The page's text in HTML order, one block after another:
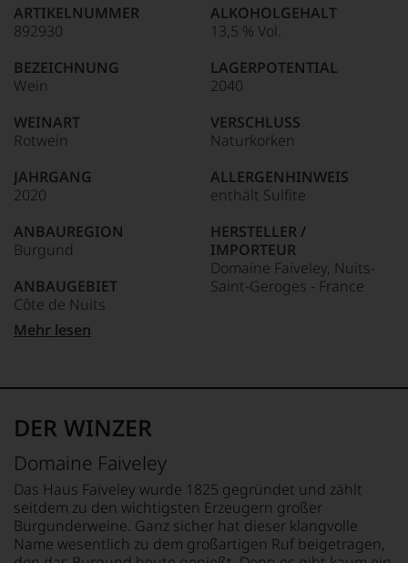
90–94 Punkte:
Unter 85 Punkte:
für
»Fine
für
die
edlen
Weine
der
Welt,
kaum
ein
Das
dokumentieren
auch
und
gerade
mit
Medaillen
Weinjournalisten
Fachpublikationen
unseren
Aussendungen
oder
in
ARTIKELNUMMER
892930
BEZEICHNUNG
Wein
WEINART
Rotwein
JAHRGANG
2020
ANBAUREGION
Burgund
ANBAUGEBIET
Côte de Nuits
APPELLATION
REBSORTEN
18 °C
ALKOHOLGEHALT
13,5 % Vol.
LAGERPOTENTIAL
2040
VERSCHLUSS
Naturkorken
ALLERGENHINWEIS
enthält Sulfite
HERSTELLER /
IMPORTEUR
Domaine Faiveley, Nuits-
Saint-Geroges - France
0,75 L
Mehr lesen
DER WINZER
Domaine Faiveley
Das Haus Faiveley wurde 1825 gegründet und zählt
seitdem zu den wichtigsten Erzeugern großer
Burgunderweine. Ganz sicher hat dieser klangvolle
Name wesentlich zu dem großartigen Ruf beigetragen,